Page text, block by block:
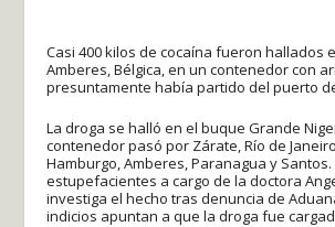
Casi 400 kilos de cocaína fueron hallados
Amberes, Bélgica, en un contenedor con
presuntamente había partido del puerto
La droga se halló en el buque Grande
contenedor pasó por Zárate, Río de
Hamburgo, Amberes, Paranagua y Santos.
estupefacientes a cargo de la doctora
investiga el hecho tras denuncia de
indicios apuntan a que la droga fue